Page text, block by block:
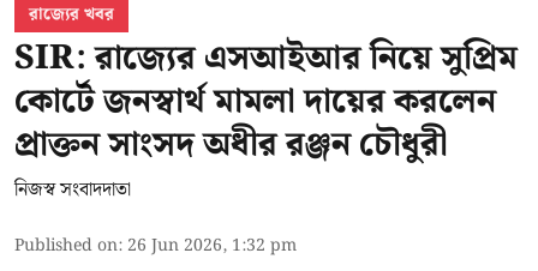
রাজ্যের খবর
SIR: রাজ্যের এসআইআর নিয়ে সুপ্রিম
কোর্টে জনস্বার্থ মামলা দায়ের করলেন
প্রাক্তন সাংসদ অধীর রঞ্জন চৌধুরী
নিজস্ব সংবাদদাতা
Published on: 26 Jun 2026, 1:32 pm